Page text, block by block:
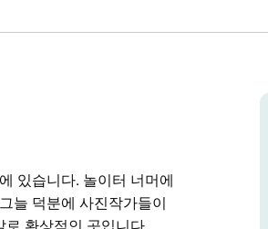
있습니다. 놀이터 너머에
늘 덕분에 사진작가들이